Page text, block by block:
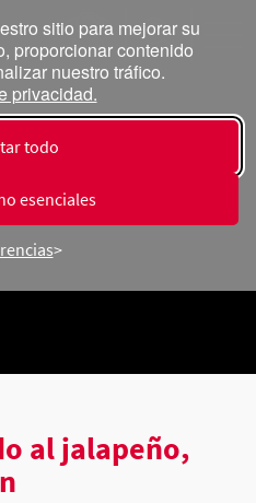
sitio para mejorar su
proporcionar contenido
nuestro tráfico.
privacidad.
todo
esenciales
al jalapeño,